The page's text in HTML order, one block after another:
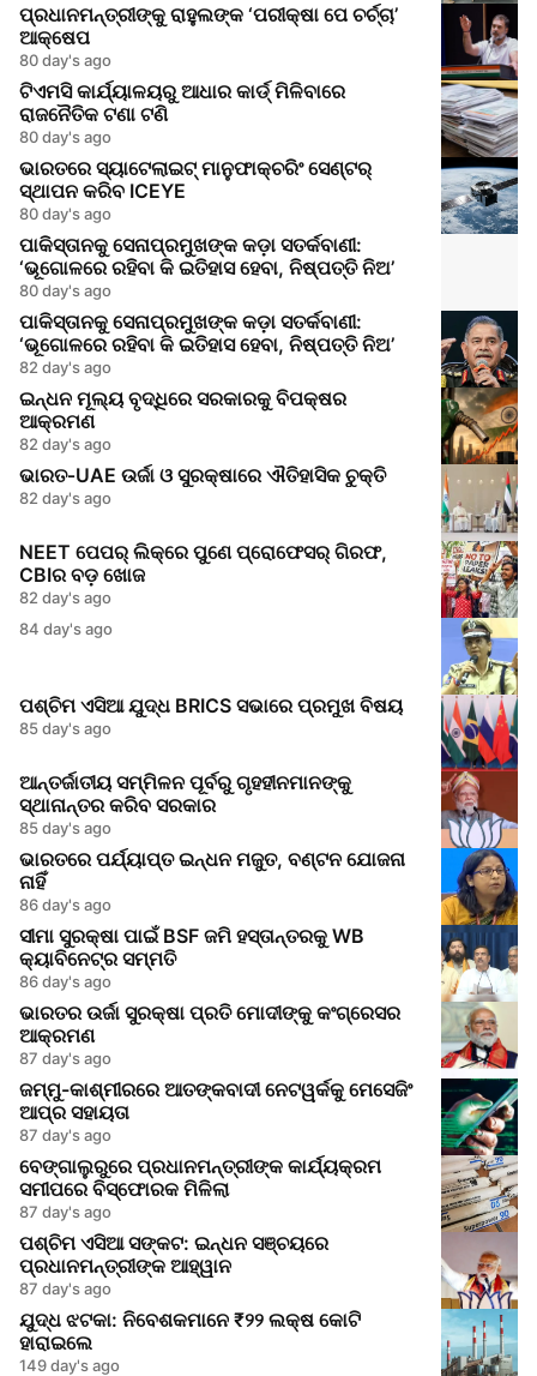
ପ୍ରଧାନମନ୍ତ୍ରୀଙ୍କୁ ରାହୁଲଙ୍କ ‘ପରୀକ୍ଷା ପେ ଚର୍ଚ୍ଚା’
ଆକ୍ଷେପ
80 day's ago
ଟିଏମସି କାର୍ଯ୍ୟାଳୟରୁ ଆଧାର କାର୍ଡ୍ ମିଳିବାରେ
ରାଜନୈତିକ ଟଣା ଟଣି
80 day's ago
ଭାରତରେ ସ୍ୟାଟେଲାଇଟ୍ ମାନୁଫାକ୍ଚରିଂ ସେଣ୍ଟର୍
ସ୍ଥାପନ କରିବ ICEYE
80 day's ago
ପାକିସ୍ତାନକୁ ସେନାପ୍ରମୁଖଙ୍କ କଡ଼ା ସତର୍କବାଣୀ:
‘ଭୂଗୋଳରେ ରହିବା କି ଇତିହାସ ହେବା, ନିଷ୍ପତ୍ତି ନିଅ’
80 day's ago
ପାକିସ୍ତାନକୁ ସେନାପ୍ରମୁଖଙ୍କ କଡ଼ା ସତର୍କବାଣୀ:
‘ଭୂଗୋଳରେ ରହିବା କି ଇତିହାସ ହେବା, ନିଷ୍ପତ୍ତି ନିଅ’
82 day's ago
ଇନ୍ଧନ ମୂଲ୍ୟ ବୃଦ୍ଧିରେ ସରକାରକୁ ବିପକ୍ଷର
ଆକ୍ରମଣ
82 day's ago
ଭାରତ‑UAE ଉର୍ଜା ଓ ସୁରକ୍ଷାରେ ଐତିହାସିକ ଚୁକ୍ତି
82 day's ago
NEET ପେପର୍ ଲିକ୍‌ରେ ପୁଣେ ପ୍ରୋଫେସର୍‌ ଗିରଫ,
CBIର ବଡ଼ ଖୋଜ
82 day's ago
84 day's ago
ପଶ୍ଚିମ ଏସିଆ ଯୁଦ୍ଧ BRICS ସଭାରେ ପ୍ରମୁଖ ବିଷୟ
85 day's ago
ଆନ୍ତର୍ଜାତୀୟ ସମ୍ମିଳନ ପୂର୍ବରୁ ଗୃହହୀନମାନଙ୍କୁ
ସ୍ଥାନାନ୍ତର କରିବ ସରକାର
85 day's ago
ଭାରତରେ ପର୍ଯ୍ୟାପ୍ତ ଇନ୍ଧନ ମଜୁତ, ବଣ୍ଟନ ଯୋଜନା
ନାହିଁ
86 day's ago
ସୀମା ସୁରକ୍ଷା ପାଇଁ BSF ଜମି ହସ୍ତାନ୍ତରକୁ WB
କ୍ୟାବିନେଟ୍‌ର ସମ୍ମତି
86 day's ago
ଭାରତର ଉର୍ଜା ସୁରକ୍ଷା ପ୍ରତି ମୋଦୀଙ୍କୁ କଂଗ୍ରେସର
ଆକ୍ରମଣ
87 day's ago
ଜମ୍ମୁ-କାଶ୍ମୀରରେ ଆତଙ୍କବାଦୀ ନେଟୱର୍କକୁ ମେସେଜିଂ
ଆପ୍‌ର ସହାୟତା
87 day's ago
ବେଙ୍ଗାଲୁରୁରେ ପ୍ରଧାନମନ୍ତ୍ରୀଙ୍କ କାର୍ଯ୍ୟକ୍ରମ
ସମୀପରେ ବିସ୍ଫୋରକ ମିଳିଲା
87 day's ago
ପଶ୍ଚିମ ଏସିଆ ସଙ୍କଟ: ଇନ୍ଧନ ସଞ୍ଚୟରେ
ପ୍ରଧାନମନ୍ତ୍ରୀଙ୍କ ଆହ୍ୱାନ
87 day's ago
ଯୁଦ୍ଧ ଝଟକା: ନିବେଶକମାନେ ₹୨୨ ଲକ୍ଷ କୋଟି
ହାରାଇଲେ
149 day's ago